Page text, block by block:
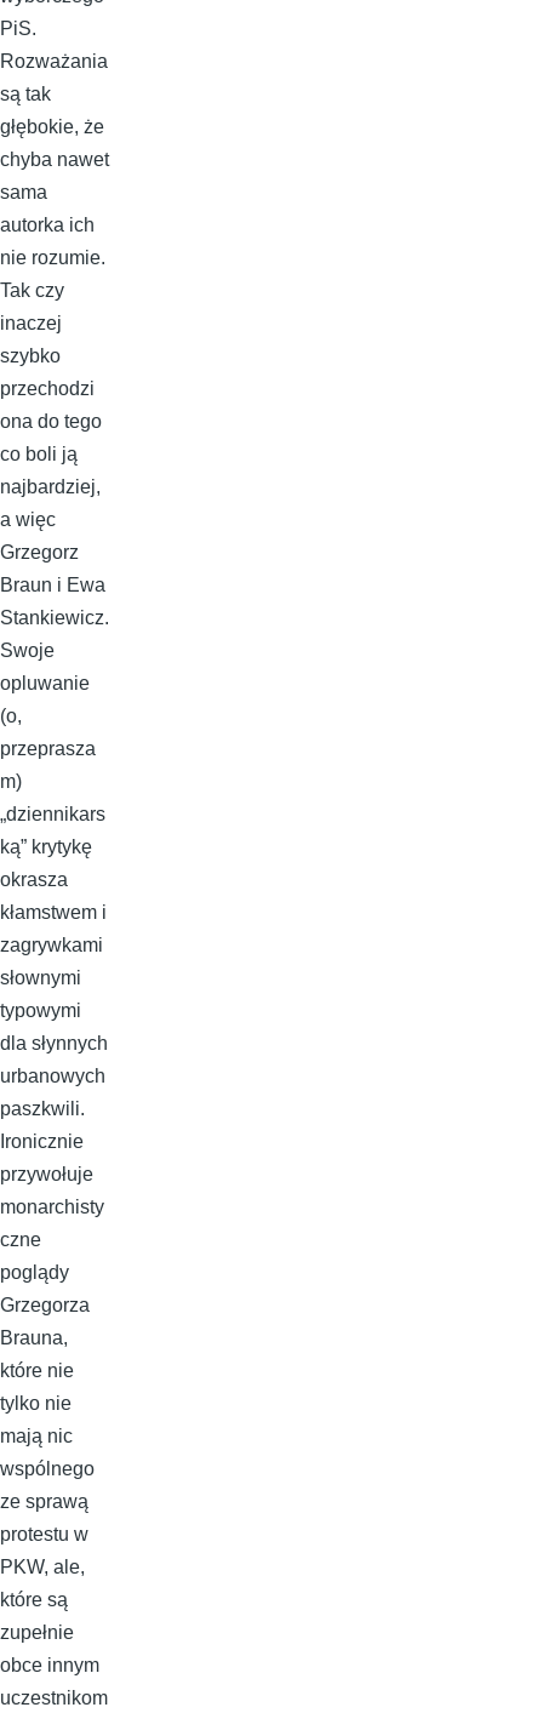
PiS.
Rozważania
są tak
głębokie, że
chyba nawet
sama
autorka ich
nie rozumie.
Tak czy
inaczej
szybko
przechodzi
ona do tego
co boli ją
najbardziej,
a więc
Grzegorz
Braun i Ewa
Stankiewicz.
Swoje
opluwanie
(o,
przeprasza
m)
„dziennikars
ką” krytykę
okrasza
kłamstwem i
zagrywkami
słownymi
typowymi
dla słynnych
urbanowych
paszkwili.
Ironicznie
przywołuje
monarchisty
czne
poglądy
Grzegorza
Brauna,
które nie
tylko nie
mają nic
wspólnego
ze sprawą
protestu w
PKW, ale,
które są
zupełnie
obce innym
uczestnikom